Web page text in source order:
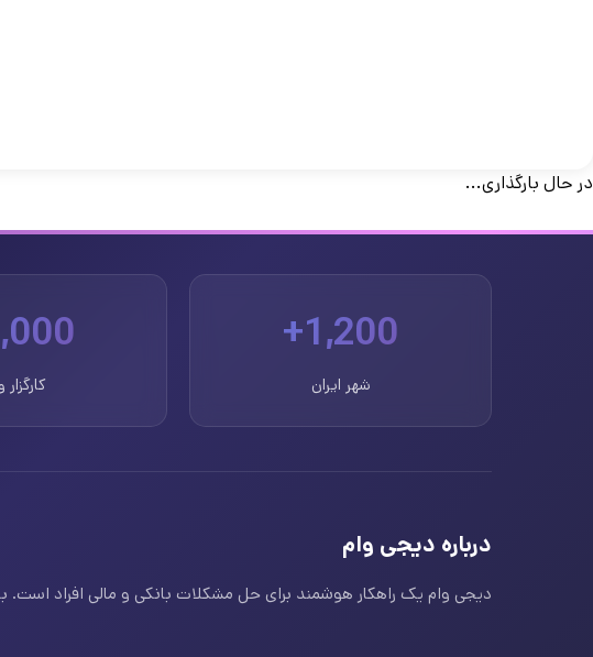
در حال بارگذاری...
1,200+
شهر ایران کارگزار
درباره دیجی وام
دیجی وام یک راهکار هوشمند برای حل مشکلات بانکی و مالی افراد است.